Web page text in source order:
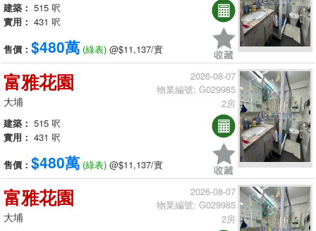
建築： 515 呎
實用： 431 呎
售價： $480萬 (綠表) @$11,137/實
富雅花園
大埔
建築： 515 呎
實用： 431 呎
售價： $480萬 (綠表) @$11,137/實
2026-08-07
物業編號: G029985
2房
富雅花園
大埔
2026-08-07
物業編號: G029985
2房